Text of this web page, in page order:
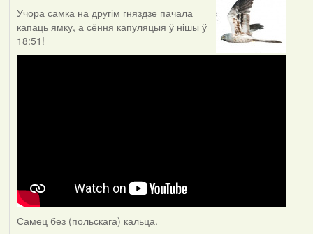
Учора самка на другім гняздзе пачала
капаць ямку, а сёння капуляцыя ў нішы ў
18:51!
Самец без (польскага) кальца.